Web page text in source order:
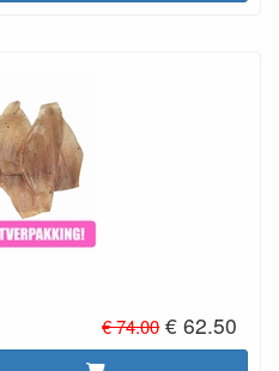
€ 74.00€ 62.50